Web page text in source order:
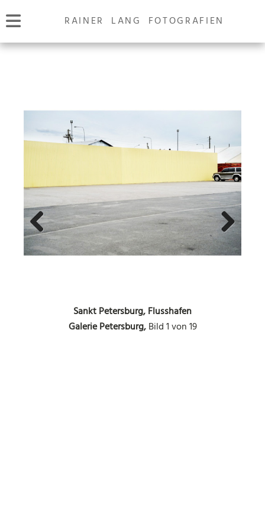
RAINER LANG FOTOGRAFIEN
Sankt Petersburg, Flusshafen
Galerie Petersburg, Bild 1 von 19
Previous Next